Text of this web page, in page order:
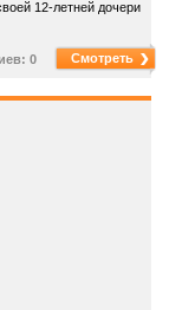
12-летней дочери
0 Смотреть